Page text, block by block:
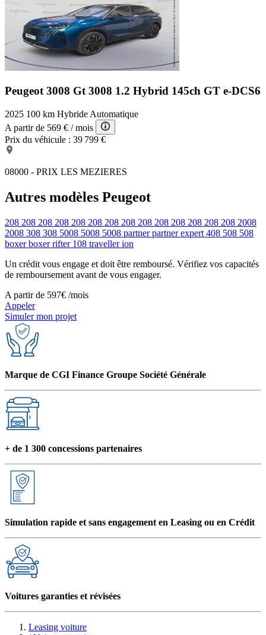
Peugeot 3008 Gt 3008 1.2 Hybrid 145ch GT e-DCS6
2025 100 km Hybride Automatique
A partir de 569 € / mois
Prix du véhicule : 39 799 €
08000 - PRIX LES MEZIERES
Autres modèles Peugeot
208 208 208 208 208 208 208 208 208 208 208 208 208 208 2008
2008 308 308 5008 5008 5008 partner partner expert 408 508 508
boxer boxer rifter 108 traveller ion
Un crédit vous engage et doit être remboursé. Vérifiez vos capacités
de remboursement avant de vous engager.
A partir de 597€ /mois
Appeler
Simuler mon projet
Marque de CGI Finance Groupe Société Générale
+ de 1 300 concessions partenaires
Simulation rapide et sans engagement en Leasing ou en Crédit
Voitures garanties et révisées
Leasing voiture